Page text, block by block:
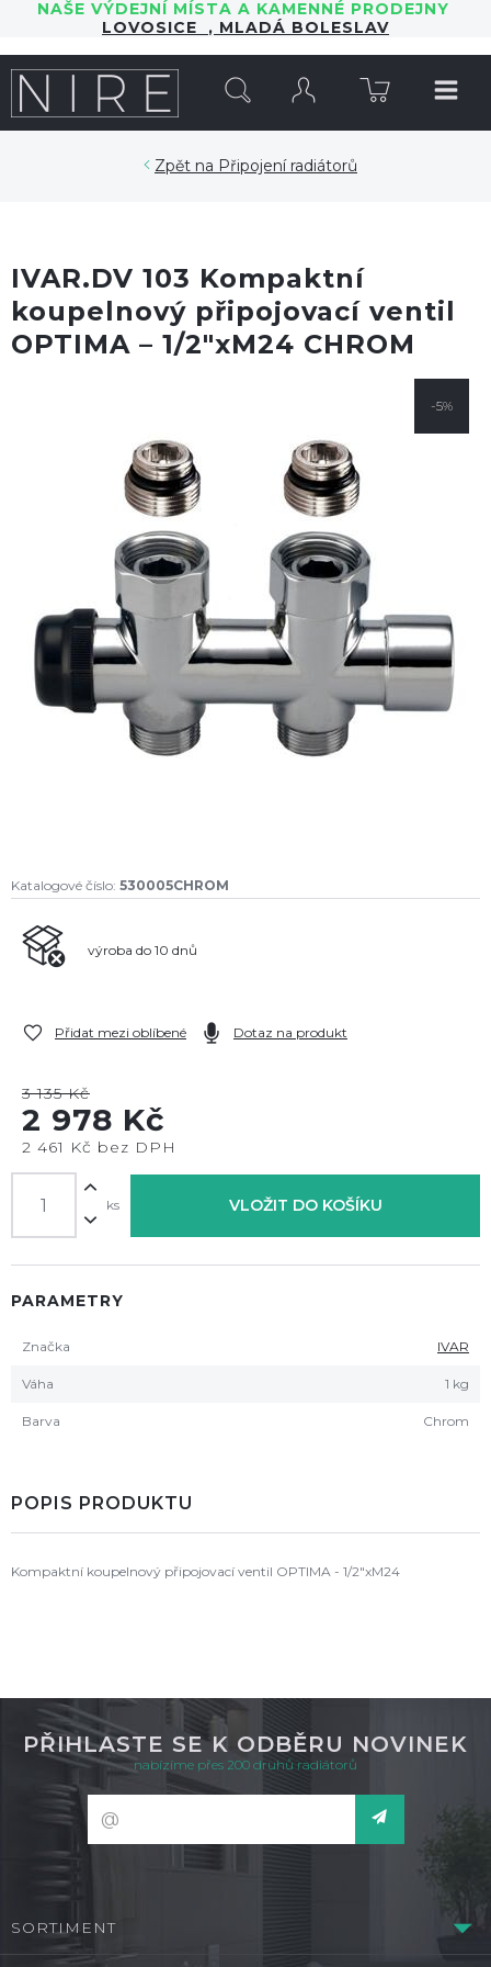
NAŠE VÝDEJNÍ MÍSTA A KAMENNÉ PRODEJNY
LOVOSICE , MLADÁ BOLESLAV
Připojení radiátorů
IVAR.DV 103 Kompaktní
koupelnový připojovací ventil
OPTIMA – 1/2"xM24 CHROM
-5%
Katalogové číslo: 530005CHROM
výroba do 10 dnů
Přidat mezi oblíbené Dotaz na produkt
3 135 Kč
2 978 Kč
2 461 Kč bez DPH
ks VLOŽIT DO KOŠÍKU
PARAMETRY
Značka IVAR
Váha 1 kg
Barva Chrom
POPIS PRODUKTU
Kompaktní koupelnový připojovací ventil OPTIMA - 1/2"xM24
PŘIHLASTE SE K ODBĚRU NOVINEK
nabízíme přes 200 druhů radiátorů
SORTIMENT